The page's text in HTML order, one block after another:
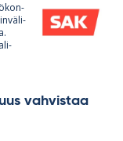
vah­vis­taa